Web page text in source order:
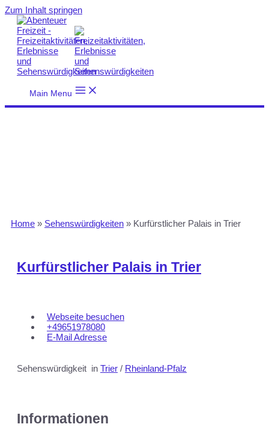
Zum Inhalt springen
Main Menu
Home » Sehenswürdigkeiten » Kurfürstlicher Palais in Trier
Kurfürstlicher Palais in Trier
Webseite besuchen
+49651978080
E-Mail Adresse
Sehenswürdigkeit in Trier / Rheinland-Pfalz
Informationen